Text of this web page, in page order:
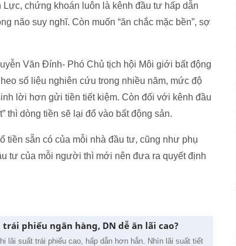
chứng khoán luôn là kênh đầu tư hấp dẫn
não suy nghĩ. Còn muốn “ăn chắc mặc bền”, sợ
Văn Đính- Phó Chủ tịch hội Môi giới bất động
số liệu nghiên cứu trong nhiều năm, mức độ
lời hơn gửi tiền tiết kiệm. Còn đối với kênh đầu
thì dòng tiền sẽ lại đổ vào bất động sản.
tiền sẵn có của mỗi nhà đầu tư, cũng như phụ
tư của mỗi người thì mới nên đưa ra quyết định
phiếu ngân hàng, DN dễ ăn lãi cao?
lãi suất trái phiếu cao, hấp dẫn hơn hẳn. Nhìn lãi suất tiết